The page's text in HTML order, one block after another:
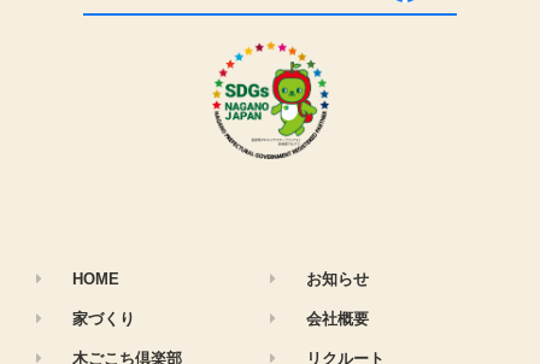
HOME
家づくり
木ごこち倶楽部
お知らせ
会社概要
リクルート